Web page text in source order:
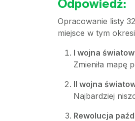
Odpowiedź:
Opracowanie listy
miejsce w tym
I wojna
Zmieniła mapę
II wojna
Najbardziej
Rewolucja